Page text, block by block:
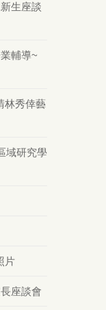
生座談
輔導~
林秀倖藝
域研究學
片
座談會